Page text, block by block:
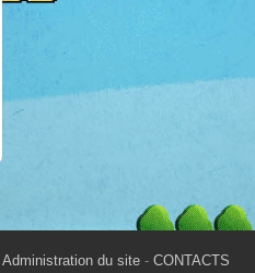
Administration du site - CONTACTS